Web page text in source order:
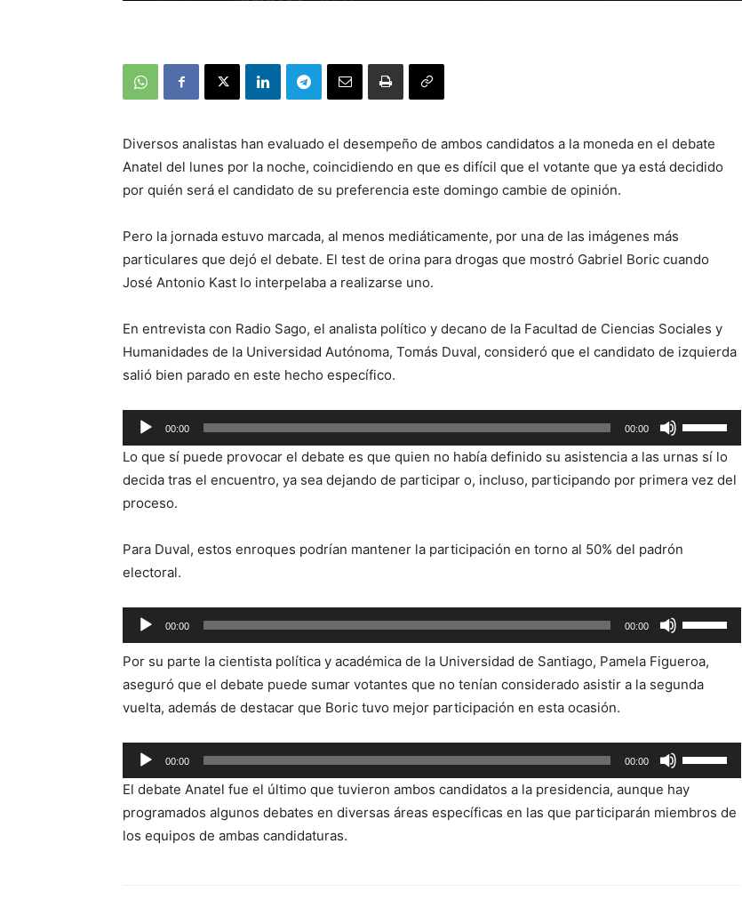
Diversos analistas han evaluado el desempeño de ambos candidatos a la moneda en el debate
Anatel del lunes por la noche, coincidiendo en que es difícil que el votante que ya está decidido
por quién será el candidato de su preferencia este domingo cambie de opinión.
Pero la jornada estuvo marcada, al menos mediáticamente, por una de las imágenes más
particulares que dejó el debate. El test de orina para drogas que mostró Gabriel Boric cuando
José Antonio Kast lo interpelaba a realizarse uno.
En entrevista con Radio Sago, el analista político y decano de la Facultad de Ciencias Sociales y
Humanidades de la Universidad Autónoma, Tomás Duval, consideró que el candidato de izquierda
salió bien parado en este hecho específico.
Reproductor
de
audio
00:00 00:00
Utiliza
las
teclas
de
para
o
disminuir
Lo que sí puede provocar el debate es que quien no había definido su asistencia a las urnas sí lo
decida tras el encuentro, ya sea dejando de participar o, incluso, participando por primera vez del
proceso.
Para Duval, estos enroques podrían mantener la participación en torno al 50% del padrón
electoral.
Reproductor
de
audio
00:00 00:00
Utiliza
las
teclas
de
para
aumentar
Por su parte la cientista política y académica de la Universidad de Santiago, Pamela Figueroa,
aseguró que el debate puede sumar votantes que no tenían considerado asistir a la segunda
vuelta, además de destacar que Boric tuvo mejor participación en esta ocasión.
Reproductor
de
audio
00:00 00:00
Utiliza
las
teclas
de
El debate Anatel fue el último que tuvieron ambos candidatos a la presidencia, aunque hay
programados algunos debates en diversas áreas específicas en las que participarán miembros de
los equipos de ambas candidaturas.